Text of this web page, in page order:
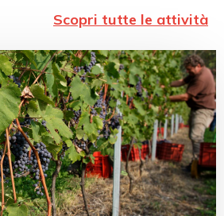
Scopri tutte le attività